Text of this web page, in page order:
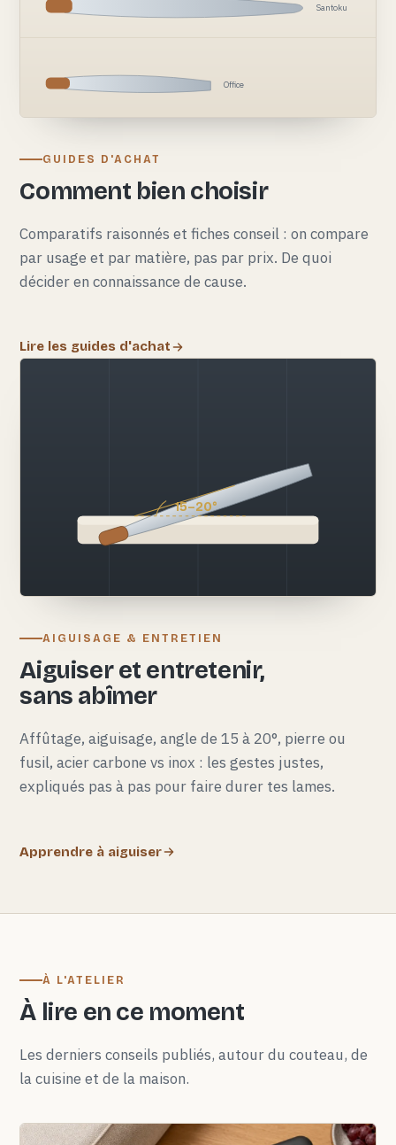
Santoku
Office
GUIDES D'ACHAT
Comment bien choisir
Comparatifs raisonnés et fiches conseil : on compare
par usage et par matière, pas par prix. De quoi
décider en connaissance de cause.
Lire les guides d'achat
15–20°
AIGUISAGE & ENTRETIEN
Aiguiser et entretenir,
sans abîmer
Affûtage, aiguisage, angle de 15 à 20°, pierre ou
fusil, acier carbone vs inox : les gestes justes,
expliqués pas à pas pour faire durer tes lames.
Apprendre à aiguiser
À L'ATELIER
À lire en ce moment
Les derniers conseils publiés, autour du couteau, de
la cuisine et de la maison.